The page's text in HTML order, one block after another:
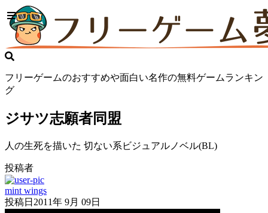
フリーゲームのおすすめや面白い名作の無料ゲームランキン
グ
ジサツ志願者同盟
人の生死を描いた 切ない系ビジュアルノベル(BL)
投稿者
mint wings
投稿日 2011年 9月 09日